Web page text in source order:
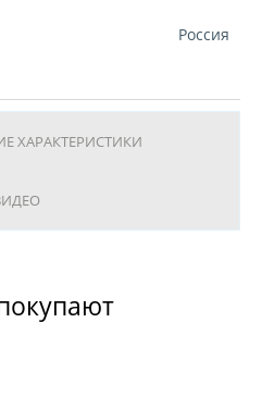
Россия
ХАРАКТЕРИСТИКИ